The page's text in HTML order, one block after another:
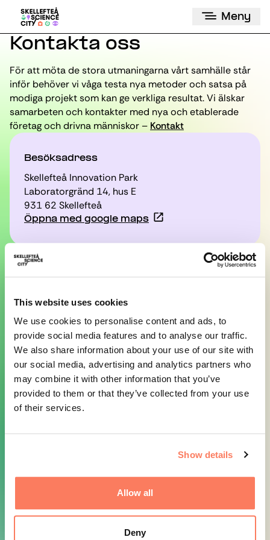
This website uses cookies
We use cookies to personalise content and ads, to
provide social media features and to analyse our traffic.
We also share information about your use of our site with
our social media, advertising and analytics partners who
may combine it with other information that you’ve
provided to them or that they’ve collected from your use
of their services.
Show details
Allow all
Deny
Meny
Kontakta oss
För att möta de stora utmaningarna vårt samhälle står
inför behöver vi våga testa nya metoder och satsa på
modiga projekt som kan ge verkliga resultat. Vi älskar
samarbeten och kontakter med nya och etablerade
företag och drivna människor – Kontakt
Besöksadress
Skellefteå Innovation Park
Laboratorgränd 14, hus E
931 62 Skellefteå
Öppna med google maps
Nyheter
Om oss
Faktureringsinformation
Kontakta oss
Länkar
Arctic Aviation Hub
LinkedIn
Facebook